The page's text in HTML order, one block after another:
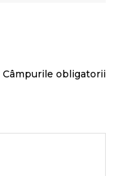
Câmpurile obligatorii